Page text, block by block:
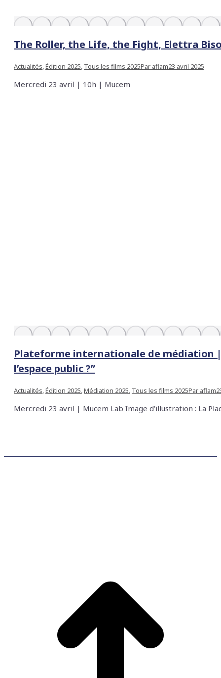
The Roller, the Life, the Fight, Elettra
Actualités,Édition 2025, Tous les films 2025Par aflam23 avril 2025
Mercredi 23 avril | 10h | Mucem
Plateforme internationale de médiation
l’espace public ?”
Actualités,Édition 2025,Médiation 2025, Tous les films 2025Par aflam
Mercredi 23 avril | Mucem Lab Image d’illustration : La